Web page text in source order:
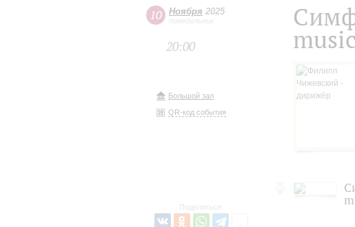
10 Ноября 2025
понедельник
20:00
Большой зал
QR-код события
Поделиться: